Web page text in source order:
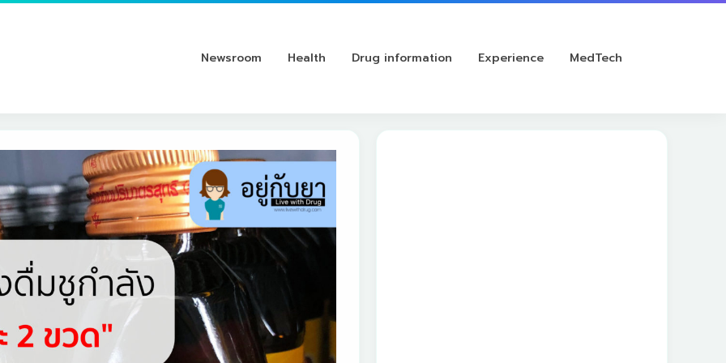
Newsroom Health Drug information Experience MedTech